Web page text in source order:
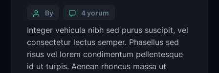
By 4 yorum
Integer vehicula nibh sed purus suscipit, vel
consectetur lectus semper. Phasellus sed
risus vel lorem condimentum pellentesque
id ut turpis. Aenean rhoncus massa ut